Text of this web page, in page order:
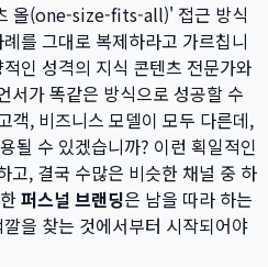
올(one-size-fits-all)' 접근 방식
를 그대로 복제하라고 가르칩니
인 성격의 지식 콘텐츠 전문가와
서가 똑같은 방식으로 성공할 수
객, 비즈니스 모델이 모두 다른데,
될 수 있겠습니까? 이런 획일적인
고, 결국 수많은 비슷한 채널 중 하
퍼스널 브랜딩은 남을 따라 하는
을 찾는 것에서부터 시작되어야